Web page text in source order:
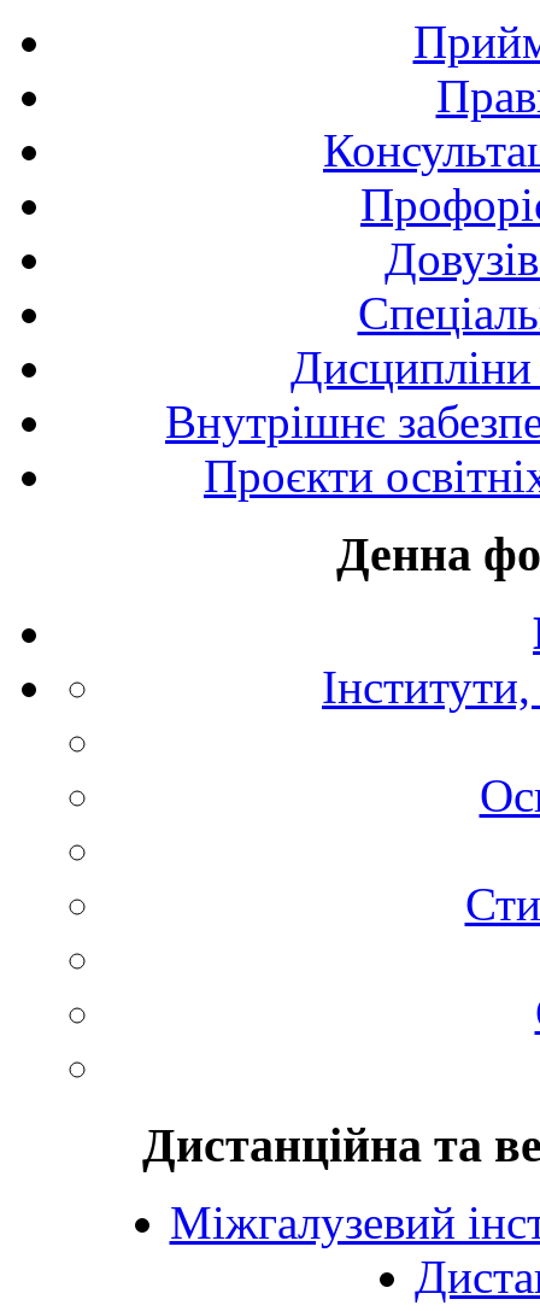
Внутрішнє
Проєкти
Денна
Дистанційна та
Міжгалузевий